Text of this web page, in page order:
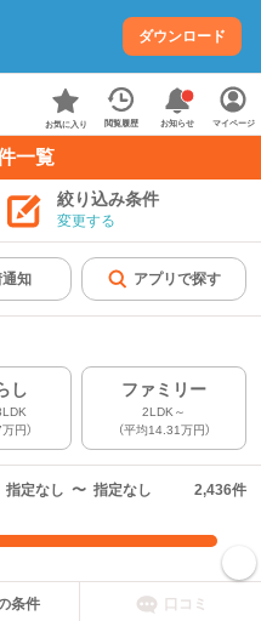
ダウンロード
お気に入り 閲覧履歴 お知らせ マイページ
一覧
絞り込み条件
変更する
知 アプリで探す
し
円）
ファミリー
2LDK～
（平均14.31万円）
指定なし 〜 指定なし 2,436件
絞り込む
条件 口コミ